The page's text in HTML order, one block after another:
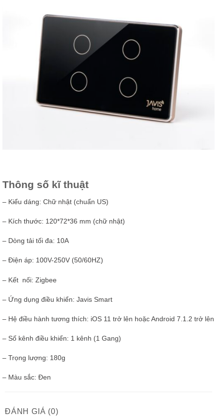
Thông số kĩ thuật
– Kiểu dáng: Chữ nhật (chuẩn US)
– Kích thước: 120*72*36 mm (chữ nhật)
– Dòng tải tối đa: 10A
– Điện áp: 100V-250V (50/60HZ)
– Kết nối: Zigbee
– Ứng dụng điều khiển: Javis Smart
– Hệ điều hành tương thích: iOS 11 trở lên hoặc Android 7.1.2 trở lên
– Số kênh điều khiển: 1 kênh (1 Gang)
– Trọng lượng: 180g
– Màu sắc: Đen
ĐÁNH GIÁ (0)